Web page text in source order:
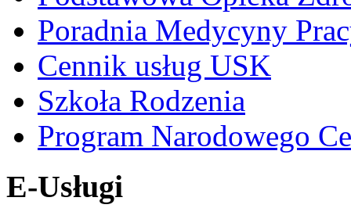
Poradnia Medycyny
Cennik usług USK
Szkoła Rodzenia
Program Narodowego
E-Usługi